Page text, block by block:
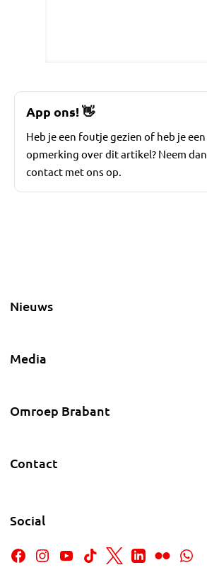
App ons!👋
Heb je een foutje gezien of heb je een
opmerking over dit artikel? Neem dan
contact met ons op.
Nieuws
Media
Omroep Brabant
Contact
Social